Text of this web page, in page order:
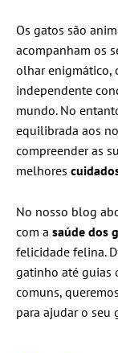
Os gatos são
acompanham os
olhar enigmático,
independente
mundo. No
equilibrada aos
compreender as
melhores
No nosso blog
com a saúde dos
felicidade felina.
gatinho até guias
comuns,
para ajudar o seu